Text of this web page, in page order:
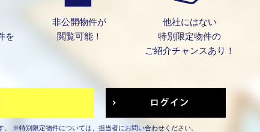
を
非公開物件が
閲覧可能！
他社にはない
特別限定物件の
ご紹介チャンスあり！
※特別限定物件については、担当者にお問い合わせください。